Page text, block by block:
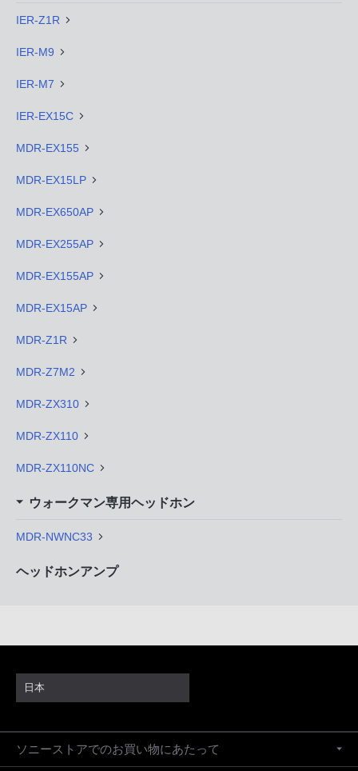
IER-Z1R
IER-M9
IER-M7
IER-EX15C
MDR-EX155
MDR-EX15LP
MDR-EX650AP
MDR-EX255AP
MDR-EX155AP
MDR-EX15AP
MDR-Z1R
MDR-Z7M2
MDR-ZX310
MDR-ZX110
MDR-ZX110NC
ウォークマン専用ヘッドホン
MDR-NWNC33
ヘッドホンアンプ
日本
ソニーストアでのお買い物にあたって